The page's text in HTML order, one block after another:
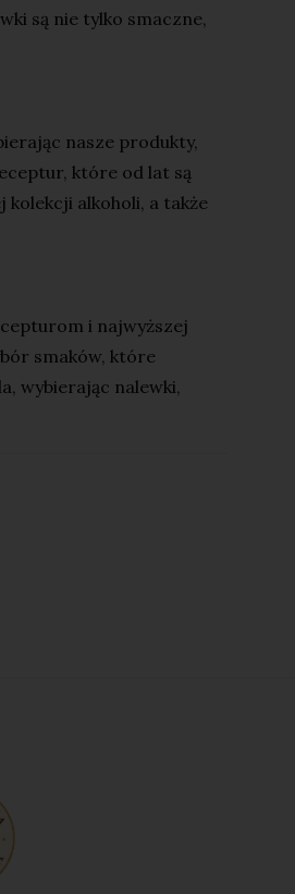
są nie tylko smaczne,
nasze produkty,
które od lat są
alkoholi, a także
i najwyższej
smaków, które
wybierając nalewki,